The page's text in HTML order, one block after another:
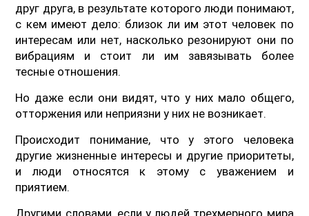
друг друга, в результате которого люди понимают,
с кем имеют дело: близок ли им этот человек по
интересам или нет, насколько резонируют они по
вибрациям и стоит ли им завязывать более
тесные отношения.
Но даже если они видят, что у них мало общего,
отторжения или неприязни у них не возникает.
Происходит понимание, что у этого человека
другие жизненные интересы и другие приоритеты,
и люди относятся к этому с уважением и
приятием.
Другими словами, если у людей трехмерного мира